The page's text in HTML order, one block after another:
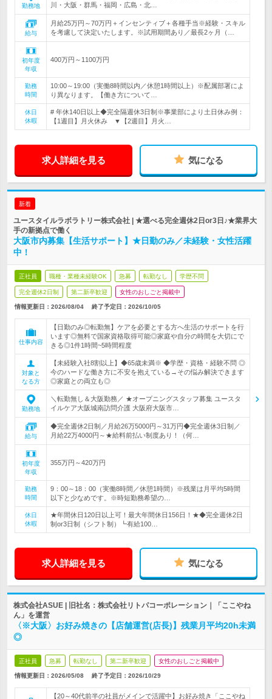
勤務地
川・大阪・群馬・福岡・広島・北…
給与
月給25万円～70万円＋インセンティブ＋各種手当※経験・スキル
を考慮して決定いたします。※試用期間あり／最長2ヶ月（…
初年度
年収
400万円～1100万円
勤務
時間
10:00～19:00（実働8時間以内／休憩1時間以上）※配属部署によ
り異なります。【働き方について…
休日
休暇
# 年休140日以上◆完全隔週休3日制※事業部により土日休み例：
【1週目】月火休み ▼【2週目】月火…
求人詳細を見る 気になる
新着
ユースタイルラボラトリー株式会社 | ★選べる完全週休2日or3日♪★業界大
手の新拠点で働く
大阪市内募集【生活サポート】★日勤のみ／未経験・女性活躍
中！
正社員 職種・業種未経験OK 急募 転勤なし 学歴不問
完全週休2日制 第二新卒歓迎 女性のおしごと掲載中
情報更新日：2026/08/04 終了予定日： 2026/10/05
仕事内容
【日勤のみ◎転勤無】ケアを必要とする方へ生活のサポートを行
います◎無料で国家資格取得可能◎家庭や自分の時間を大切にで
きる◎1件1時間~5時間程度
対象と
なる方
【未経験入社8割以上】◆65歳未満※ ◆学歴・資格・経験不問 ◎
今のハードな働き方に不安を抱えている→その悩み解決できます
◎家庭との両立も◎
勤務地
＼転勤無し＆大阪勤務／ ★オープニングスタッフ募集 ユースタ
イルケア大阪城南訪問介護 大阪府大阪市…
給与
◆完全週休2日制／月給26万5000円～31万円◆完全週休3日制／
月給22万4000円～★給料前払い制度あり！（何…
初年度
年収
355万円～420万円
勤務
時間
9：00～18：00（実働8時間／休憩1時間）※残業は月平均5時間
以下と少なめです。※時短勤務希望の…
休日
休暇
★年間休日120日以上可！最大年間休日156日！★◆完全週休2日
制or3日制（シフト制）┗有給100…
求人詳細を見る 気になる
株式会社ASUE | 旧社名：株式会社リトパコーポレーション｜「ここやね
ん」を運営
〈※大阪〉お好み焼きの【店舗運営(店長)】残業月平均20h未満
◎
正社員 急募 転勤なし 第二新卒歓迎 女性のおしごと掲載中
情報更新日：2026/05/08 終了予定日： 2026/10/29
【20～40代前半の社員がメインで活躍中】お好み焼き「ここやね